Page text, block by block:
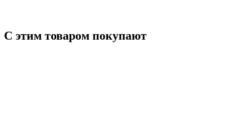
С этим товаром покупают